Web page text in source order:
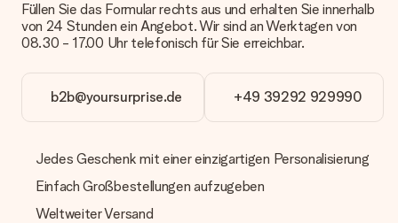
Wir bieten die folgenden Zahlungsoptionen an: Vorauskasse
mit normaler Überweisung, Sofortüberweisung, Paypal,
Kreditkarte oder auf Rechnung über Klarna. Bei einer
Geschenks jedoch um 3 Werktage.
Geschenk empfangen
erfüllt?
erfüllen, bitten wir dich, unseren Kundenservice zu
kontaktieren. Dort wird dir umgehend ein passender
Füllen Sie das Formular rechts aus und erhalten Sie innerhalb
von 24 Stunden ein Angebot. Wir sind an Werktagen von
08.30 - 17.00 Uhr telefonisch für Sie erreichbar.
b2b@yoursurprise.de +49 39292 929990
Jedes Geschenk mit einer einzigartigen Personalisierung
Einfach Großbestellungen aufzugeben
Weltweiter Versand